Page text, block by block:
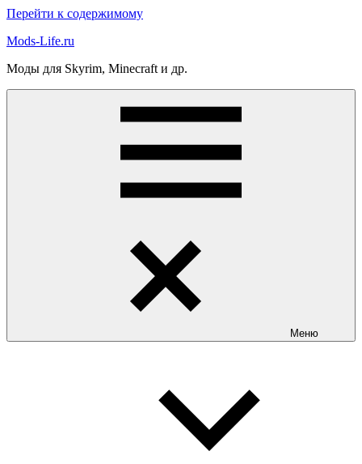
Перейти к содержимому
Mods-Life.ru
Моды для Skyrim, Minecraft и др.
Меню